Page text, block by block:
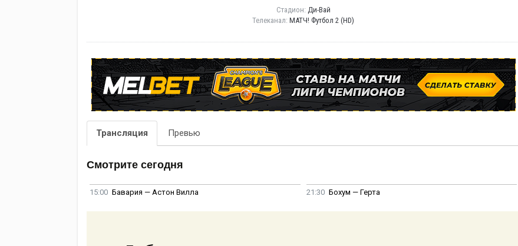
Стадион: Ди-Вай
Телеканал: МАТЧ! Футбол 2 (HD)
Трансляция Превью
Смотрите сегодня
15:00 Бавария — Астон Вилла 21:30 Бохум — Герта